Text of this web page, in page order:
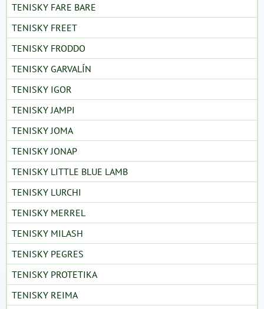
TENISKY FARE BARE
TENISKY FREET
TENISKY FRODDO
TENISKY GARVALÍN
TENISKY IGOR
TENISKY JAMPI
TENISKY JOMA
TENISKY JONAP
TENISKY LITTLE BLUE LAMB
TENISKY LURCHI
TENISKY MERREL
TENISKY MILASH
TENISKY PEGRES
TENISKY PROTETIKA
TENISKY REIMA